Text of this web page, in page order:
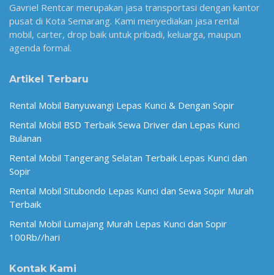
Gavriel Rentcar merupakan jasa transportasi dengan kantor
pusat di Kota Semarang. Kami menyediakan jasa rental
mobil, carter, drop baik untuk pribadi, keluarga, maupun
agenda formal.
Artikel Terbaru
Rental Mobil Banyuwangi Lepas Kunci & Dengan Sopir
Rental Mobil BSD Terbaik Sewa Driver dan Lepas Kunci
Bulanan
Rental Mobil Tangerang Selatan Terbaik Lepas Kunci dan
Sopir
Rental Mobil Situbondo Lepas Kunci dan Sewa Sopir Murah
Terbaik
Rental Mobil Lumajang Murah Lepas Kunci dan Sopir
100Rb//hari
Kontak Kami